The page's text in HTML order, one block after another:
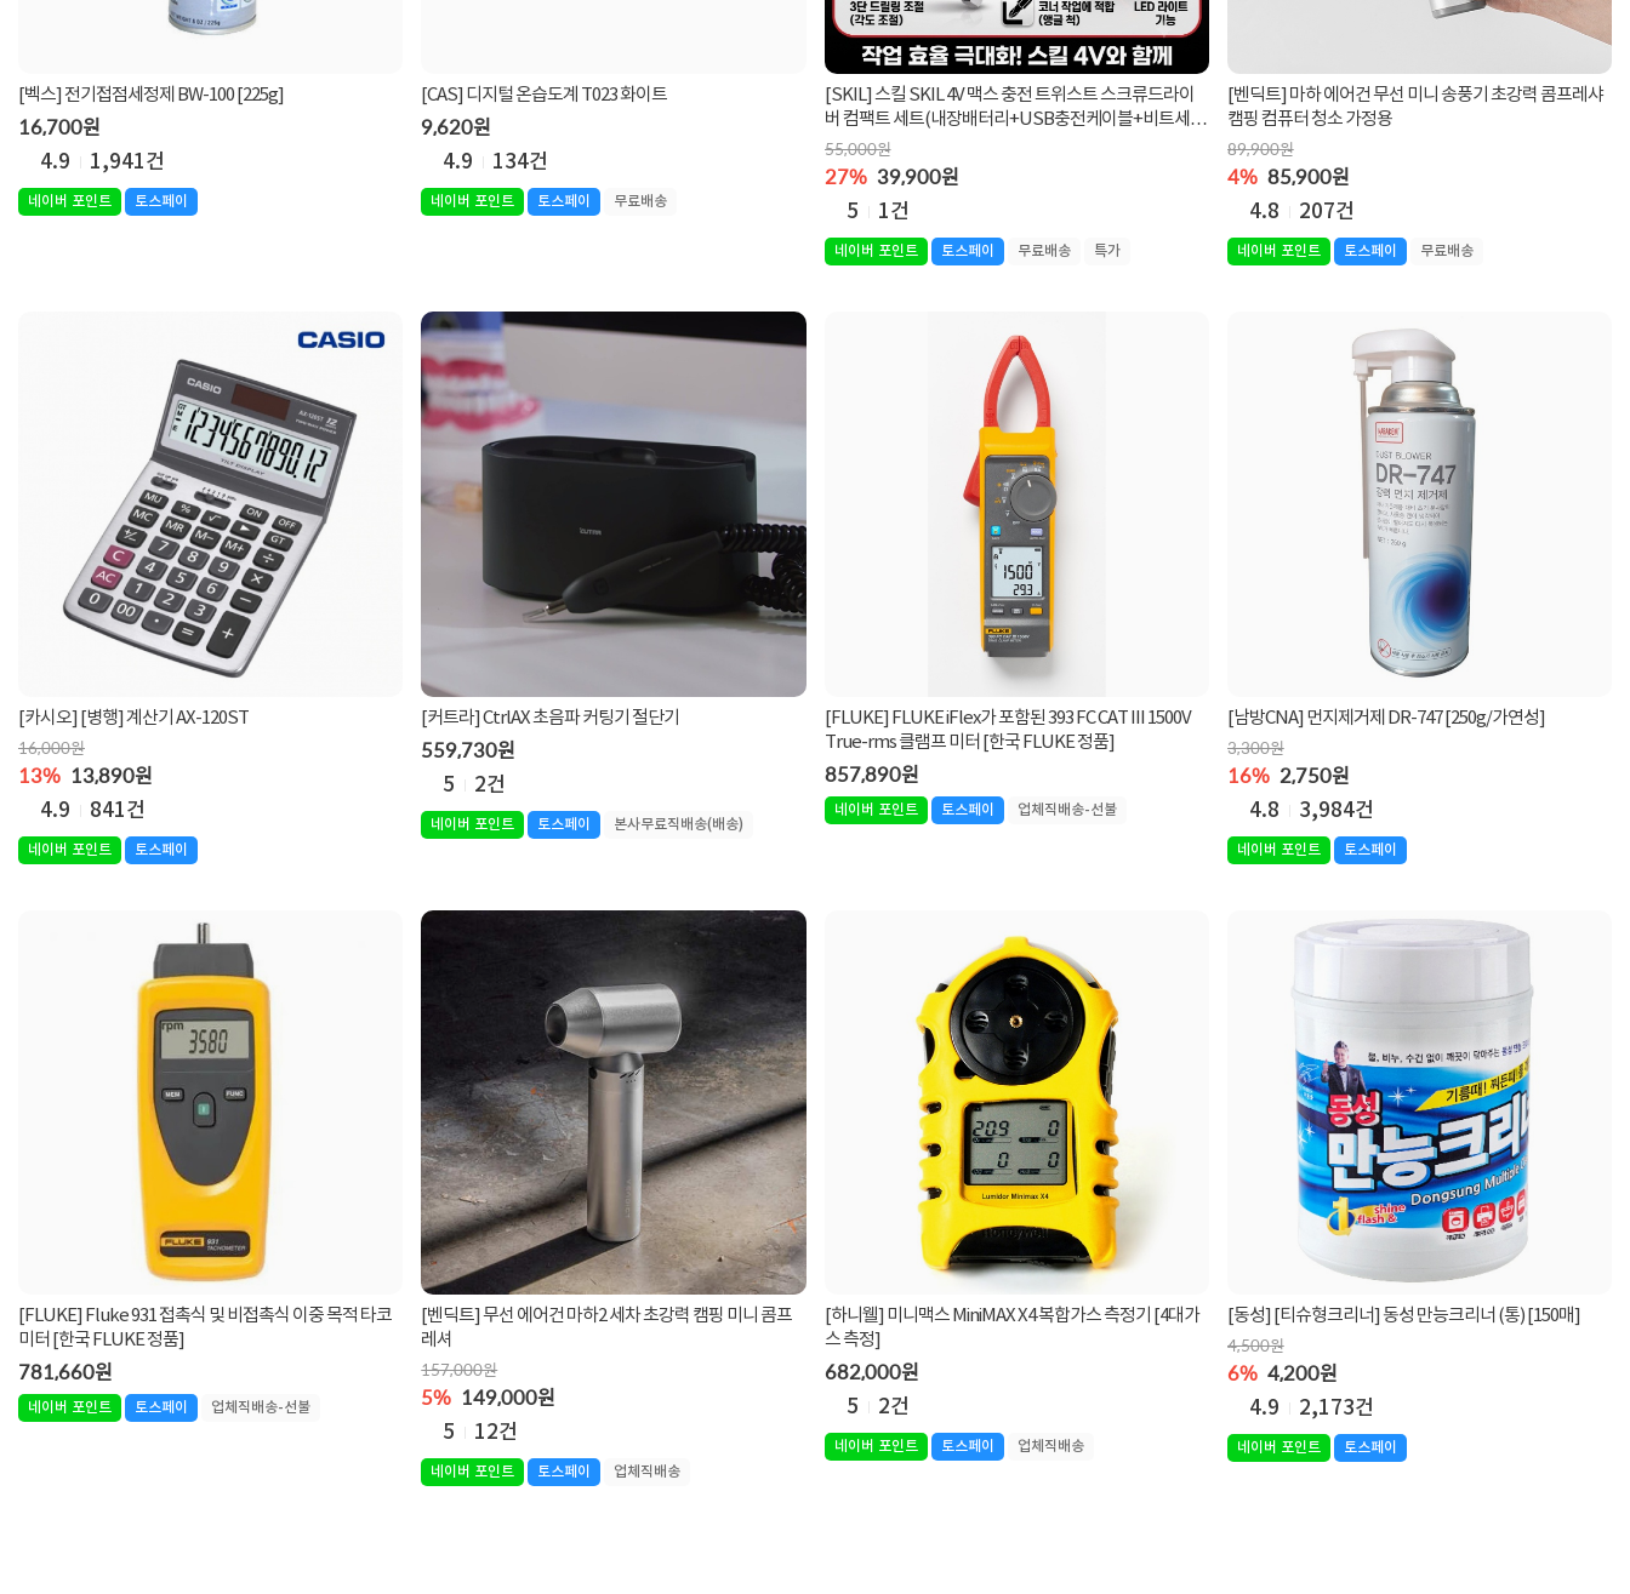
[벡스] 전기접점세정제 BW-100 [225g]
16,700원
4.9 1,941건
네이버 포인트 토스페이
[CAS] 디지털 온습도계 T023 화이트
9,620원
4.9 134건
네이버 포인트 토스페이 무료배송
[SKIL] 스킬 SKIL 4V 맥스 충전 트위스트 스크류드라이
버 컴팩트 세트(내장배터리+USB충전케이블+비트세
트)
55,000원
27% 39,900원
5 1건
네이버 포인트 토스페이 무료배송 특가
[벤딕트] 마하 에어건 무선 미니 송풍기 초강력 콤프레샤
캠핑 컴퓨터 청소 가정용
89,900원
4% 85,900원
4.8 207건
네이버 포인트 토스페이 무료배송
[카시오] [병행] 계산기 AX-120ST
16,000원
13% 13,890원
4.9 841건
네이버 포인트 토스페이
[커트라] CtrlAX 초음파 커팅기 절단기
559,730원
5 2건
네이버 포인트 토스페이 본사무료직배송(배송)
[FLUKE] FLUKE iFlex가 포함된 393 FC CAT III 1500V
True-rms 클램프 미터 [한국 FLUKE 정품]
857,890원
네이버 포인트 토스페이 업체직배송-선불
[남방CNA] 먼지제거제 DR-747 [250g/가연성]
3,300원
16% 2,750원
4.8 3,984건
네이버 포인트 토스페이
[FLUKE] Fluke 931 접촉식 및 비접촉식 이중 목적 타코
미터 [한국 FLUKE 정품]
781,660원
네이버 포인트 토스페이 업체직배송-선불
[벤딕트] 무선 에어건 마하2 세차 초강력 캠핑 미니 콤프
레셔
157,000원
5% 149,000원
5 12건
네이버 포인트 토스페이 업체직배송
[하니웰] 미니맥스 MiniMAX X4 복합가스 측정기 [4대가
스 측정]
682,000원
5 2건
네이버 포인트 토스페이 업체직배송
[동성] [티슈형크리너] 동성 만능크리너 (통) [150매]
4,500원
6% 4,200원
4.9 2,173건
네이버 포인트 토스페이